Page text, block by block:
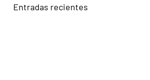
Entradas recientes